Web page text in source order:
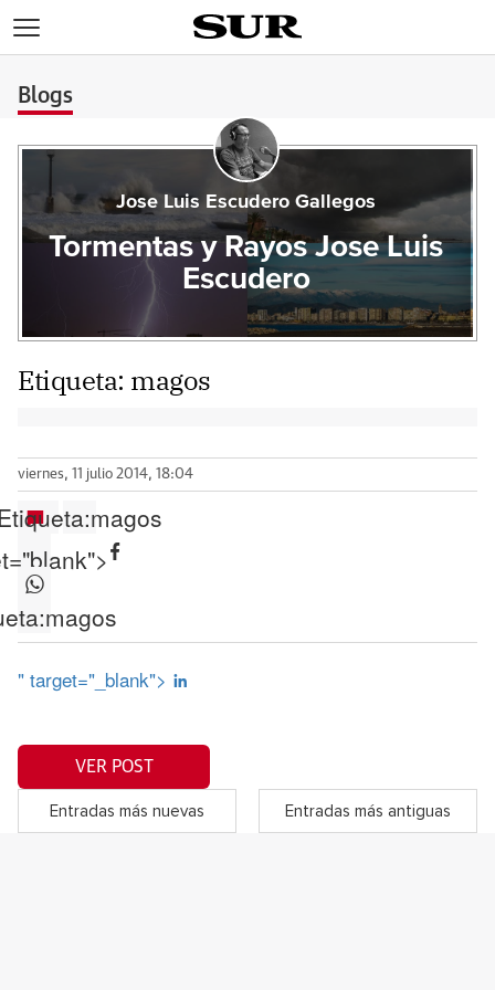
Blogs
Jose Luis Escudero Gallegos
Tormentas y Rayos Jose Luis
Escudero
Etiqueta: magos
viernes, 11 julio 2014, 18:04
magos
magos
" target="_blank">
VER POST
Entradas más nuevas Entradas más antiguas